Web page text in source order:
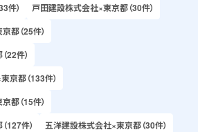
件）
戸田建設株式会社×東京都（30件）
都（25件）
22件）
京都（133件）
都（15件）
127件）
五洋建設株式会社×東京都（30件）